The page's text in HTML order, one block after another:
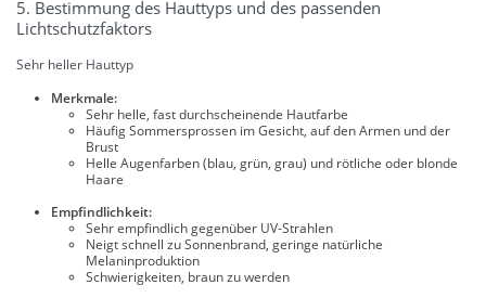
5. Bestimmung des Hauttyps und des passenden
Lichtschutzfaktors
Sehr heller Hauttyp
Merkmale:
Sehr helle, fast durchscheinende Hautfarbe
Häufig Sommersprossen im Gesicht, auf den Armen und der
Brust
Helle Augenfarben (blau, grün, grau) und rötliche oder blonde
Haare
Empfindlichkeit:
Sehr empfindlich gegenüber UV-Strahlen
Neigt schnell zu Sonnenbrand, geringe natürliche
Melaninproduktion
Schwierigkeiten, braun zu werden